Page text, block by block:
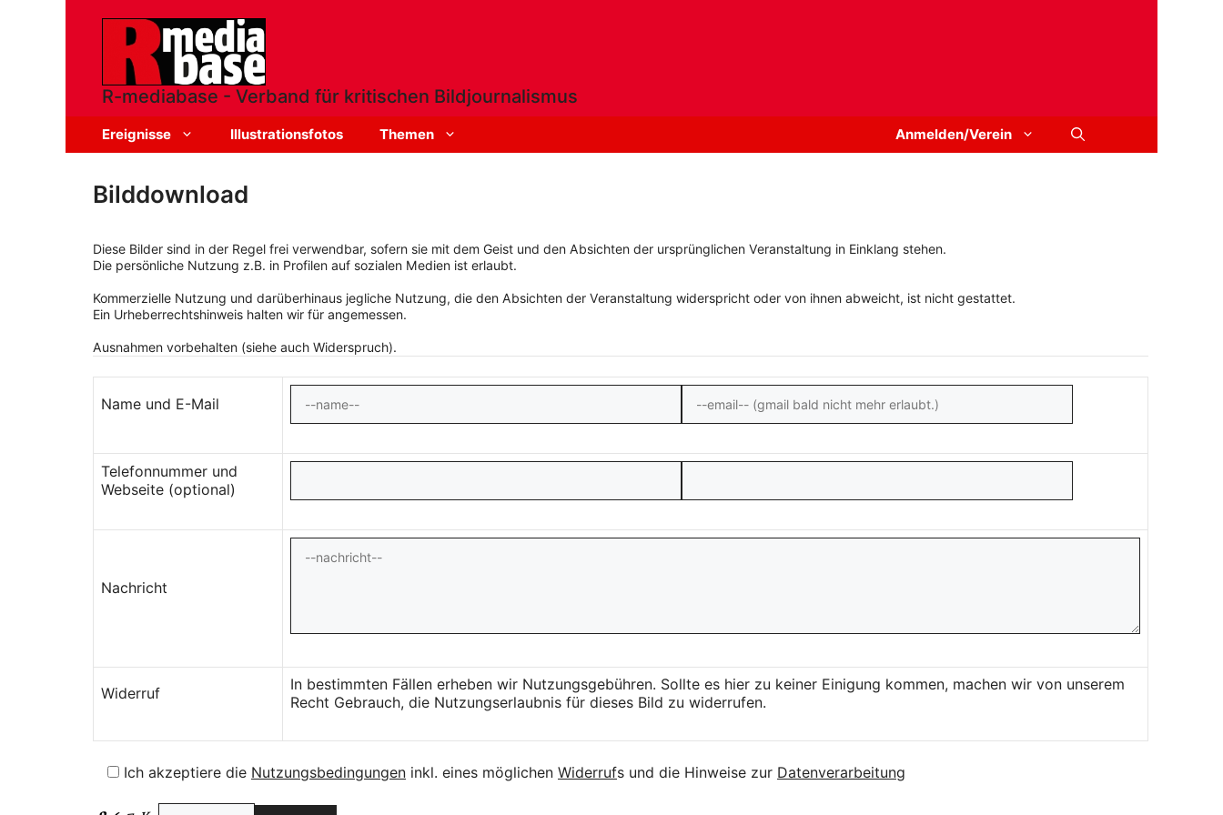
R-mediabase - Verband für kritischen Bildjournalismus
Ereignisse Illustrationsfotos Themen Anmelden/Verein
Bilddownload
Diese Bilder sind in der Regel frei verwendbar, sofern sie mit dem Geist und den Absichten der ursprünglichen Veranstaltung in Einklang stehen.
Die persönliche Nutzung z.B. in Profilen auf sozialen Medien ist erlaubt.
Kommerzielle Nutzung und darüberhinaus jegliche Nutzung, die den Absichten der Veranstaltung widerspricht oder von ihnen abweicht, ist nicht gestattet.
Ein Urheberrechtshinweis halten wir für angemessen.
Ausnahmen vorbehalten (siehe auch Widerspruch).
Name und E-Mail
Telefonnummer und
Webseite (optional)
Nachricht
Widerruf
In bestimmten Fällen erheben wir Nutzungsgebühren. Sollte es hier zu keiner Einigung kommen, machen wir von unserem
Recht Gebrauch, die Nutzungserlaubnis für dieses Bild zu widerrufen.
Ich akzeptiere die Nutzungsbedingungen inkl. eines möglichen Widerrufs und die Hinweise zur Datenverarbeitung